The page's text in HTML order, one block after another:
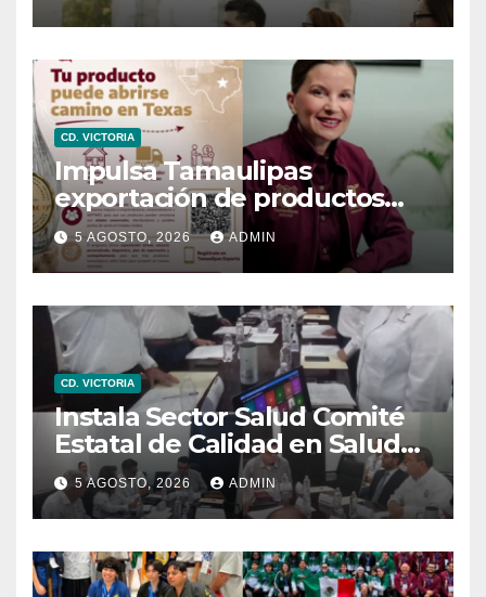
CD. VICTORIA
Impulsa Tamaulipas
exportación de productos
locales con programa “De
Tamaulipas para Texas,
exportar también es para ti”
5 AGOSTO, 2026 ADMIN
CD. VICTORIA
Instala Sector Salud Comité
Estatal de Calidad en Salud
para garantizar un trato
digno y humanitario a los
pacientes
5 AGOSTO, 2026 ADMIN